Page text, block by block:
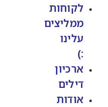
לקוחות
ממליצים
עלינו
:)
ארכיון
דילים
אודות